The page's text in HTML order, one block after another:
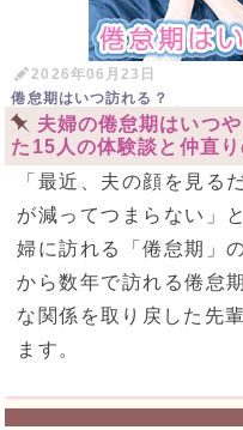
2026年06月23日
倦怠期はいつ訪れる？
夫婦の倦怠期はいつ
た15人の体験談と仲直
「最近、夫の顔を見
が減ってつまらない」
婦に訪れる「倦怠期」
から数年で訪れる倦怠
な関係を取り戻した先
ます。